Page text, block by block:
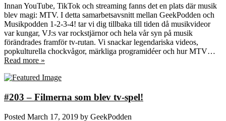
Innan YouTube, TikTok och streaming fanns det en plats där musik
blev magi: MTV. I detta samarbetsavsnitt mellan GeekPodden och
Musikpodden 1-2-3-4! tar vi dig tillbaka till tiden då musikvideor
var kungar, VJ:s var rockstjärnor och hela vår syn på musik
förändrades framför tv‑rutan. Vi snackar legendariska videos,
popkulturella chockvågor, märkliga programidéer och hur MTV…
Read more »
#203 – Filmerna som blev tv-spel!
Posted March 17, 2019 by GeekPodden